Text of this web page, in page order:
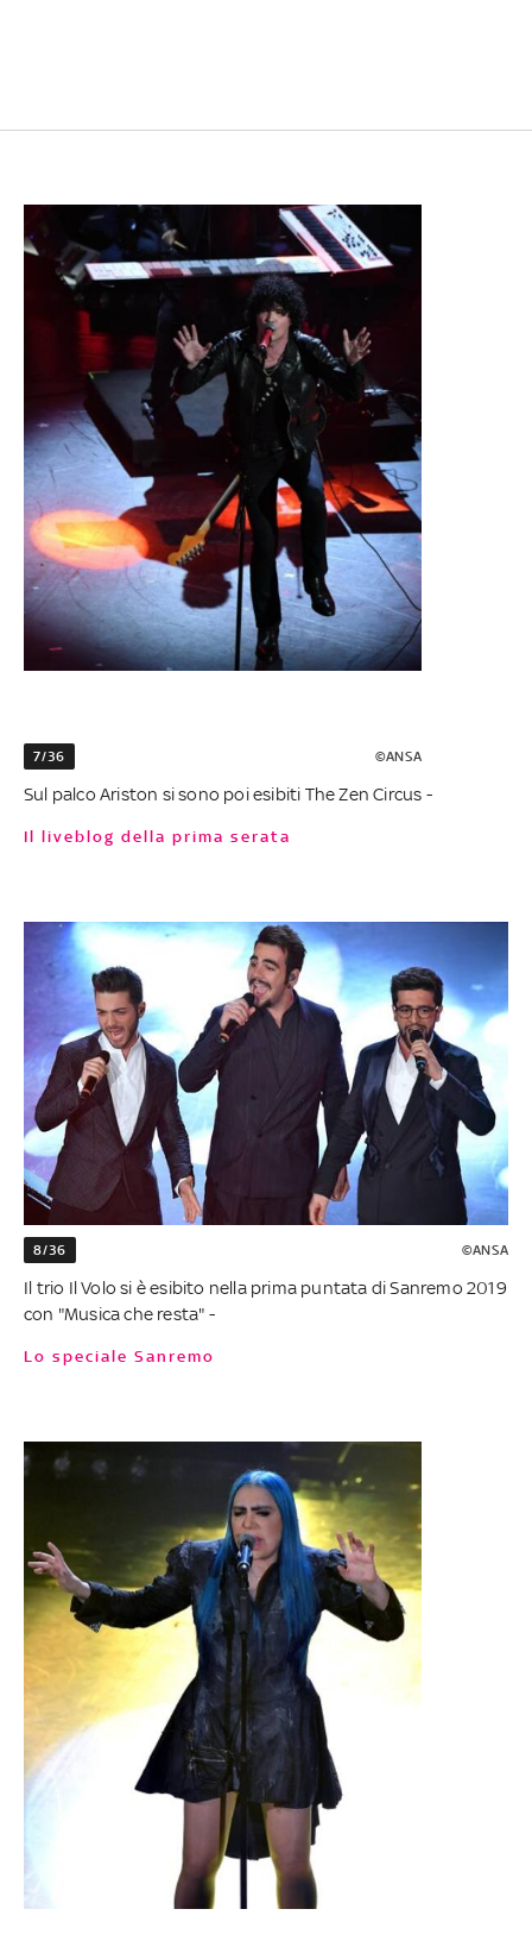
7/36 ©ANSA
Sul palco Ariston si sono poi esibiti The Zen Circus -
Il liveblog della prima serata
8/36 ©ANSA
Il trio Il Volo si è esibito nella prima puntata di Sanremo 2019
con "Musica che resta" -
Lo speciale Sanremo